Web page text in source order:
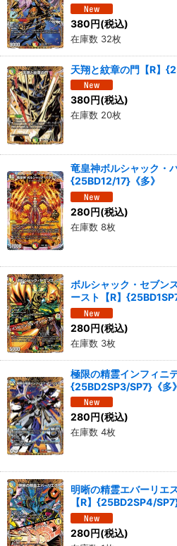
380円(税込)
在庫数 32枚
天翔と紋章の門【R】
380円(税込)
在庫数 20枚
竜皇神ボルシャック・
{25BD12/17}《多》
280円(税込)
在庫数 8枚
ボルシャック・セブン
ースト【R】
280円(税込)
在庫数 3枚
極限の精霊インフィニ
{25BD2SP3/SP7}《多》
280円(税込)
在庫数 4枚
明晰の精霊エバーリエ
【R】{25BD2SP4/
280円(税込)